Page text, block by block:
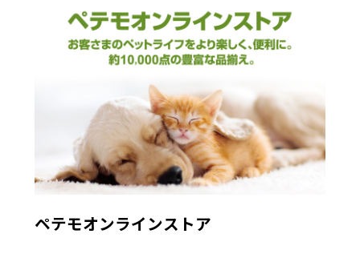
ペテモオンラインストア